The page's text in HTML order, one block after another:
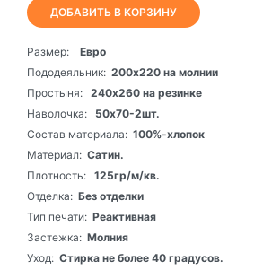
ДОБАВИТЬ В КОРЗИНУ
Размер:
Евро
Пододеяльник: 200х220 на молнии
Простыня: 240х260 на резинке
Наволочка:
50х70-2шт.
Состав материала: 100%-хлопок
Материал: Сатин.
Плотность: 125гр/м/кв.
Отделка: Без отделки
Тип печати: Реактивная
Застежка: Молния
Уход: Стирка не более 40 градусов.